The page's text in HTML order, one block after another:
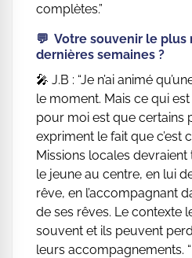
complètes.”
💬 Votre souvenir le plus
dernières semaines ?
🎤 J.B : “Je n’ai animé
le moment. Mais ce qui
pour moi est que certains
expriment le fait que c’est
Missions locales
le jeune au centre, en lui
rêve, en l’accompagnant
de ses rêves. Le contexte
souvent et ils peuvent
leurs accompagnements. “